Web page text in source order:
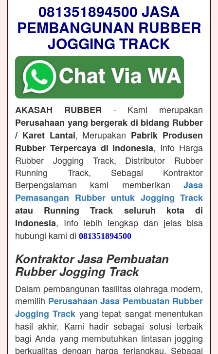
081351894500 JASA
PEMBANGUNAN RUBBER
JOGGING TRACK
AKASAH RUBBER - Kami merupakan
Perusahaan yang bergerak di bidang Rubber
/ Karet Lantai, Merupakan Pabrik Produsen
Rubber Terpercaya di Indonesia, Info Harga
Rubber Jogging Track, Distributor Rubber
Running Track, Sebagai Kontraktor
Berpengalaman kami memberikan Jasa
Pemasangan Rubber untuk Jogging Track
atau Running Track seluruh kota di
Indonesia, Info lebih lengkap dan jelas bisa
hubungi kami di 081351894500
Kontraktor Jasa Pembuatan
Rubber Jogging Track
Dalam pembangunan fasilitas olahraga modern,
memilih Perusahaan Jasa Pembuatan Rubber
Jogging Track yang tepat sangat menentukan
hasil akhir. Kami hadir sebagai solusi terbaik
bagi Anda yang membutuhkan lintasan jogging
berkualitas dengan harga terjangkau. Sebagai